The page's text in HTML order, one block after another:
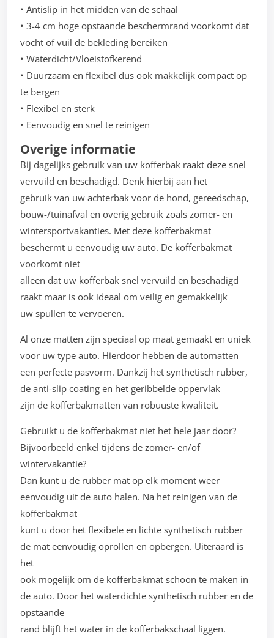
• Antislip in het midden van de schaal
• 3-4 cm hoge opstaande beschermrand voorkomt dat
vocht of vuil de bekleding bereiken
• Waterdicht/Vloeistofkerend
• Duurzaam en flexibel dus ook makkelijk compact op
te bergen
• Flexibel en sterk
• Eenvoudig en snel te reinigen
Overige informatie
Bij dagelijks gebruik van uw kofferbak raakt deze snel
vervuild en beschadigd. Denk hierbij aan het
gebruik van uw achterbak voor de hond, gereedschap,
bouw-/tuinafval en overig gebruik zoals zomer- en
wintersportvakanties. Met deze kofferbakmat
beschermt u eenvoudig uw auto. De kofferbakmat
voorkomt niet
alleen dat uw kofferbak snel vervuild en beschadigd
raakt maar is ook ideaal om veilig en gemakkelijk
uw spullen te vervoeren.
Al onze matten zijn speciaal op maat gemaakt en uniek
voor uw type auto. Hierdoor hebben de automatten
een perfecte pasvorm. Dankzij het synthetisch rubber,
de anti-slip coating en het geribbelde oppervlak
zijn de kofferbakmatten van robuuste kwaliteit.
Gebruikt u de kofferbakmat niet het hele jaar door?
Bijvoorbeeld enkel tijdens de zomer- en/of
wintervakantie?
Dan kunt u de rubber mat op elk moment weer
eenvoudig uit de auto halen. Na het reinigen van de
kofferbakmat
kunt u door het flexibele en lichte synthetisch rubber
de mat eenvoudig oprollen en opbergen. Uiteraard is
het
ook mogelijk om de kofferbakmat schoon te maken in
de auto. Door het waterdichte synthetisch rubber en de
opstaande
rand blijft het water in de kofferbakschaal liggen.